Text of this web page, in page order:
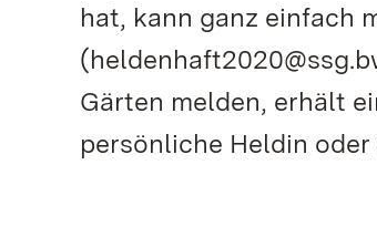
hat, kann ganz einfach
Gärten melden, erhält
persönliche Heldin